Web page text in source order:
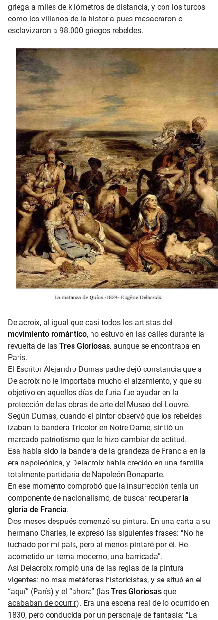
griega a miles de kilómetros de distancia, y con los turcos
como los villanos de la historia pues masacraron o
esclavizaron a 98.000 griegos rebeldes.
Delacroix, al igual que casi todos los artistas del
movimiento romántico, no estuvo en las calles durante la
revuelta de las Tres Gloriosas, aunque se encontraba en
París.
El Escritor Alejandro Dumas padre dejó constancia que a
Delacroix no le importaba mucho el alzamiento, y que su
objetivo en aquellos días de furia fue ayudar en la
protección de las obras de arte del Museo del Louvre.
Según Dumas, cuando el pintor observó que los rebeldes
izaban la bandera Tricolor en Notre Dame, sintió un
marcado patriotismo que le hizo cambiar de actitud.
Esa había sido la bandera de la grandeza de Francia en la
era napoleónica, y Delacroix había crecido en una familia
totalmente partidaria de Napoleón Bonaparte.
En ese momento comprobó que la insurrección tenía un
componente de nacionalismo, de buscar recuperar la
gloria de Francia.
Dos meses después comenzó su pintura. En una carta a su
hermano Charles, le expresó las siguientes frases: “No he
luchado por mi país, pero al menos pintaré por él. He
acometido un tema moderno, una barricada”.
Así Delacroix rompió una de las reglas de la pintura
vigentes: no mas metáforas historicistas, y se situó en el
“aquí” (París) y el “ahora” (las Tres Gloriosas que
acababan de ocurrir). Era una escena real de lo ocurrido en
1830, pero conducida por un personaje de fantasía: "La